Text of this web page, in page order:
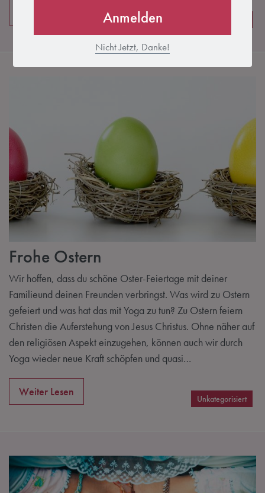
Frohe Ostern
Wir hoffen, dass du schöne Oster-Feiertage mit deiner
Familieund deinen Freunden verbringst. Was wird zu Ostern
gefeiert und was hat das mit Yoga zu tun? Zu Ostern feiern
Christen die Auferstehung von Jesus Christus. Ohne näher auf
den religiösen Aspekt einzugehen, können auch wir durch
Yoga wieder neue Kraft schöpfen und quasi…
Weiter Lesen
Unkategorisiert
Anmelden
Nicht Jetzt, Danke!